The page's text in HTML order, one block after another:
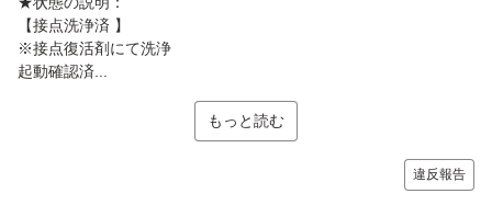
【接点洗浄済 】
※接点復活剤にて洗浄
起動確認済...
もっと読む
違反報告